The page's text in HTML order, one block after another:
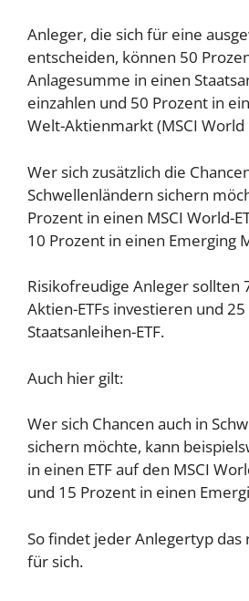
Anleger, die sich für eine
entscheiden, können 50
Anlagesumme in einen
einzahlen und 50 Prozent in
Welt-Aktienmarkt (MSCI World
Wer sich zusätzlich die
Schwellenländern sichern
Prozent in einen MSCI World-
10 Prozent in einen Emerging
Risikofreudige Anleger sollten
Aktien-ETFs investieren und
Staatsanleihen-ETF.
Auch hier gilt:
Wer sich Chancen auch in
sichern möchte, kann
in einen ETF auf den MSCI
und 15 Prozent in einen
So findet jeder Anlegertyp
für sich.